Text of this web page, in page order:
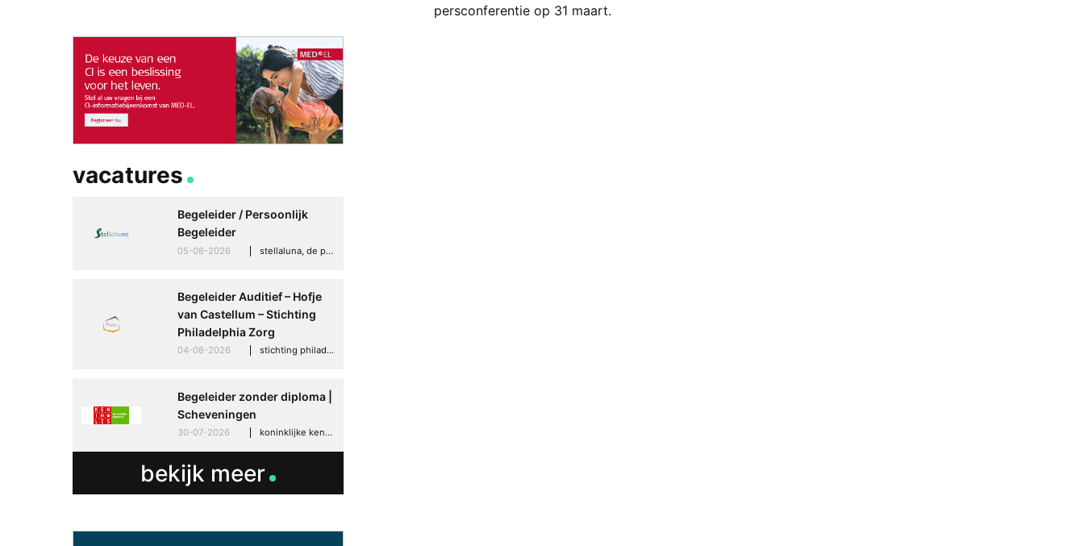
persconferentie op 31 maart.
vacatures
Begeleider / Persoonlijk
Begeleider
05-08-2026 stellaluna, de punt (drenthe)
Begeleider Auditief – Hofje
van Castellum – Stichting
Philadelphia Zorg
04-08-2026 stichting philadelphia zorg, den haag
Begeleider zonder diploma |
Scheveningen
30-07-2026 koninklijke kentalis, scheveningen
bekijk meer